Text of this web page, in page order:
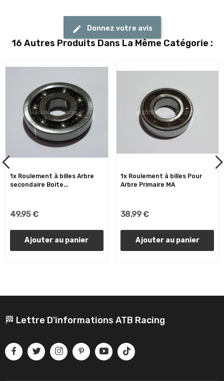
Donnez votre avis
16 Autres Produits Dans La Même Catégorie :
1x Roulement à billes Arbre
secondaire Boite...
49,95 €
Ajouter au panier
1x Roulement à billes Pour
Arbre Primaire MA
38,99 €
Ajouter au panier
🏁 Lettre D'informations ATB Racing